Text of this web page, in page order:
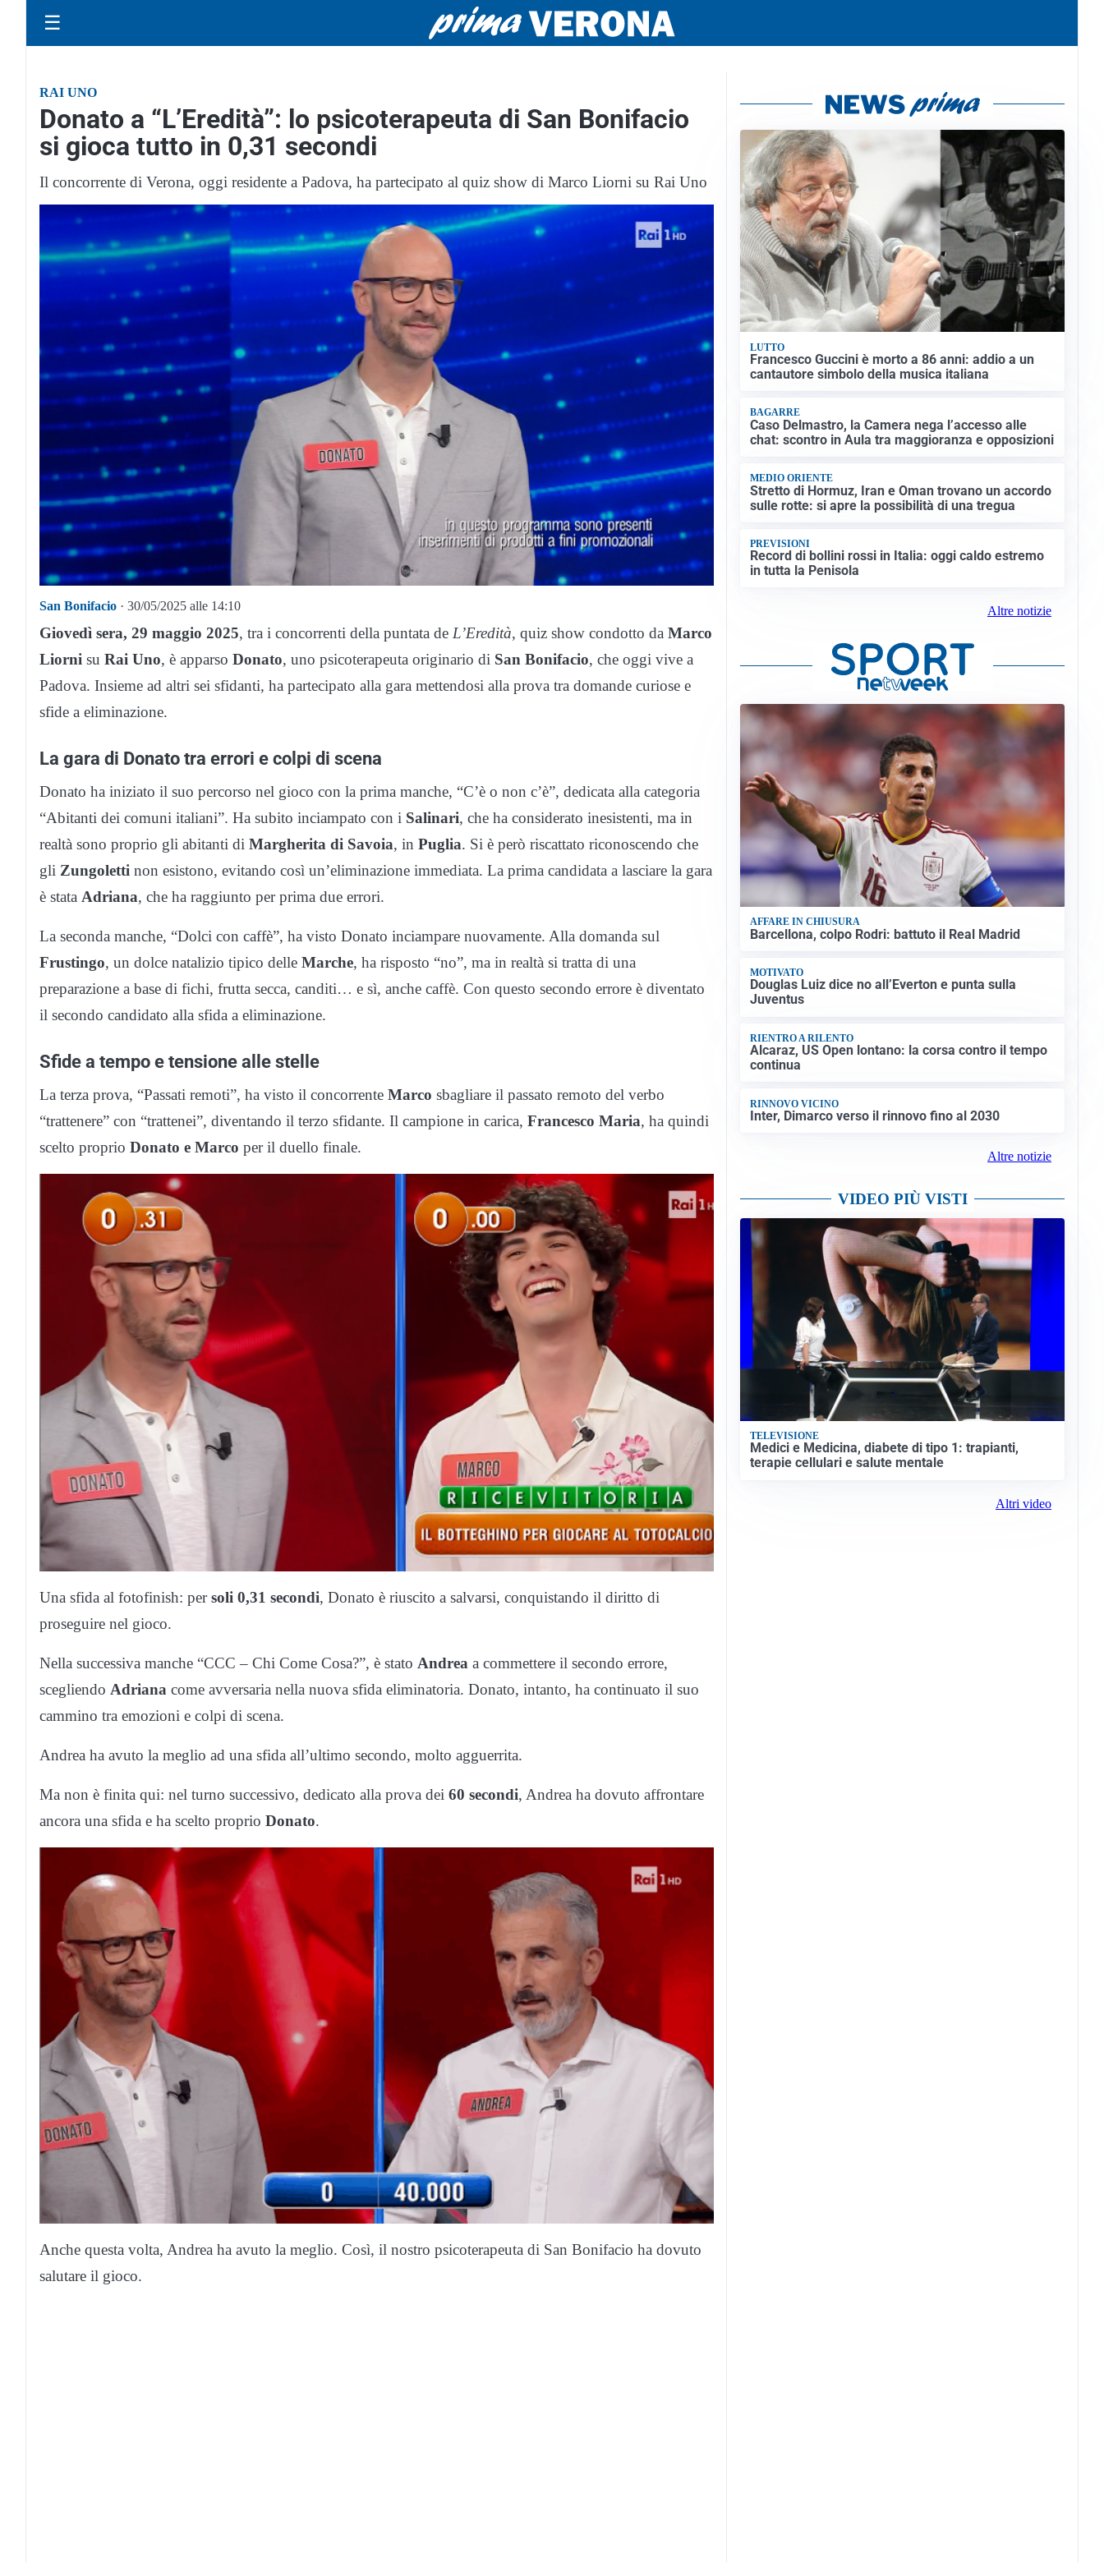
☰
RAI UNO
Donato a “L’Eredità”: lo psicoterapeuta di San Bonifacio
si gioca tutto in 0,31 secondi
Il concorrente di Verona, oggi residente a Padova, ha partecipato al quiz show di Marco Liorni su Rai Uno
San Bonifacio · 30/05/2025 alle 14:10
Giovedì sera, 29 maggio 2025, tra i concorrenti della puntata de L’Eredità, quiz show condotto da Marco
Liorni su Rai Uno, è apparso Donato, uno psicoterapeuta originario di San Bonifacio, che oggi vive a
Padova. Insieme ad altri sei sfidanti, ha partecipato alla gara mettendosi alla prova tra domande curiose e
sfide a eliminazione.
La gara di Donato tra errori e colpi di scena
Donato ha iniziato il suo percorso nel gioco con la prima manche, “C’è o non c’è”, dedicata alla categoria
“Abitanti dei comuni italiani”. Ha subito inciampato con i Salinari, che ha considerato inesistenti, ma in
realtà sono proprio gli abitanti di Margherita di Savoia, in Puglia. Si è però riscattato riconoscendo che
gli Zungoletti non esistono, evitando così un’eliminazione immediata. La prima candidata a lasciare la gara
è stata Adriana, che ha raggiunto per prima due errori.
La seconda manche, “Dolci con caffè”, ha visto Donato inciampare nuovamente. Alla domanda sul
Frustingo, un dolce natalizio tipico delle Marche, ha risposto “no”, ma in realtà si tratta di una
preparazione a base di fichi, frutta secca, canditi… e sì, anche caffè. Con questo secondo errore è diventato
il secondo candidato alla sfida a eliminazione.
Sfide a tempo e tensione alle stelle
La terza prova, “Passati remoti”, ha visto il concorrente Marco sbagliare il passato remoto del verbo
“trattenere” con “trattenei”, diventando il terzo sfidante. Il campione in carica, Francesco Maria, ha quindi
scelto proprio Donato e Marco per il duello finale.
Una sfida al fotofinish: persoli 0,31 secondi, Donato è riuscito a salvarsi, conquistando il diritto di
proseguire nel gioco.
Nella successiva manche “CCC – Chi Come Cosa?”, è stato Andrea a commettere il secondo errore,
scegliendo Adriana come avversaria nella nuova sfida eliminatoria. Donato, intanto, ha continuato il suo
cammino tra emozioni e colpi di scena.
Andrea ha avuto la meglio ad una sfida all’ultimo secondo, molto agguerrita.
Ma non è finita qui: nel turno successivo, dedicato alla prova dei 60 secondi, Andrea ha dovuto affrontare
ancora una sfida e ha scelto proprio Donato.
Anche questa volta, Andrea ha avuto la meglio. Così, il nostro psicoterapeuta di San Bonifacio ha dovuto
salutare il gioco.
LUTTO
Francesco Guccini è morto a 86 anni: addio a un
cantautore simbolo della musica italiana
BAGARRE
Caso Delmastro, la Camera nega l’accesso alle
chat: scontro in Aula tra maggioranza e opposizioni
MEDIO ORIENTE
Stretto di Hormuz, Iran e Oman trovano un accordo
sulle rotte: si apre la possibilità di una tregua
PREVISIONI
Record di bollini rossi in Italia: oggi caldo estremo
in tutta la Penisola
Altre notizie
AFFARE IN CHIUSURA
Barcellona, colpo Rodri: battuto il Real Madrid
MOTIVATO
Douglas Luiz dice no all’Everton e punta sulla
Juventus
RIENTRO A RILENTO
Alcaraz, US Open lontano: la corsa contro il tempo
continua
RINNOVO VICINO
Inter, Dimarco verso il rinnovo fino al 2030
Altre notizie
VIDEO PIÙ VISTI
TELEVISIONE
Medici e Medicina, diabete di tipo 1: trapianti,
terapie cellulari e salute mentale
Altri video